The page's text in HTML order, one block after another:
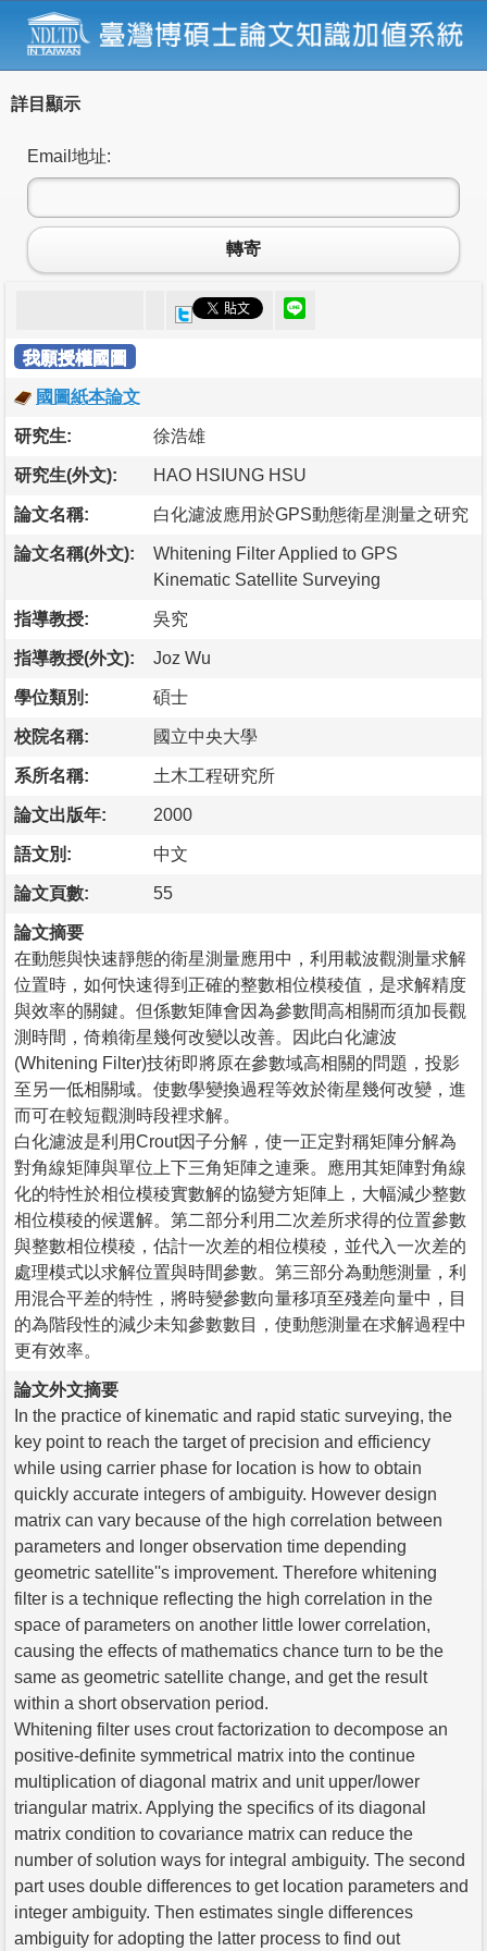
詳目顯示
Email地址:
轉寄
我願授權國圖
國圖紙本論文
研究生: 徐浩雄
研究生(外文): HAO HSIUNG HSU
論文名稱: 白化濾波應用於GPS動態衛星測量之研究
論文名稱(外文):
Whitening Filter Applied to GPS
Kinematic Satellite Surveying
指導教授: 吳究
指導教授(外文): Joz Wu
學位類別: 碩士
校院名稱: 國立中央大學
系所名稱: 土木工程研究所
論文出版年: 2000
語文別: 中文
論文頁數: 55
論文摘要
在動態與快速靜態的衛星測量應用中，利用載波觀測量求解
位置時，如何快速得到正確的整數相位模稜值，是求解精度
與效率的關鍵。但係數矩陣會因為參數間高相關而須加長觀
測時間，倚賴衛星幾何改變以改善。因此白化濾波
(Whitening Filter)技術即將原在參數域高相關的問題，投影
至另一低相關域。使數學變換過程等效於衛星幾何改變，進
而可在較短觀測時段裡求解。
白化濾波是利用Crout因子分解，使一正定對稱矩陣分解為
對角線矩陣與單位上下三角矩陣之連乘。應用其矩陣對角線
化的特性於相位模稜實數解的協變方矩陣上，大幅減少整數
相位模稜的候選解。第二部分利用二次差所求得的位置參數
與整數相位模稜，估計一次差的相位模稜，並代入一次差的
處理模式以求解位置與時間參數。第三部分為動態測量，利
用混合平差的特性，將時變參數向量移項至殘差向量中，目
的為階段性的減少未知參數數目，使動態測量在求解過程中
更有效率。
論文外文摘要
In the practice of kinematic and rapid static surveying, the
key point to reach the target of precision and efficiency
while using carrier phase for location is how to obtain
quickly accurate integers of ambiguity. However design
matrix can vary because of the high correlation between
parameters and longer observation time depending
geometric satellite''s improvement. Therefore whitening
filter is a technique reflecting the high correlation in the
space of parameters on another little lower correlation,
causing the effects of mathematics chance turn to be the
same as geometric satellite change, and get the result
within a short observation period.
Whitening filter uses crout factorization to decompose an
positive-definite symmetrical matrix into the continue
multiplication of diagonal matrix and unit upper/lower
triangular matrix. Applying the specifics of its diagonal
matrix condition to covariance matrix can reduce the
number of solution ways for integral ambiguity. The second
part uses double differences to get location parameters and
integer ambiguity. Then estimates single differences
ambiguity for adopting the latter process to find out